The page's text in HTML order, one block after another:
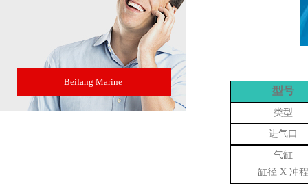
Beifang Marine
型号
类型
进气口
气缸
缸径 X 冲程